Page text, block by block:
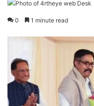
0 1 minute read